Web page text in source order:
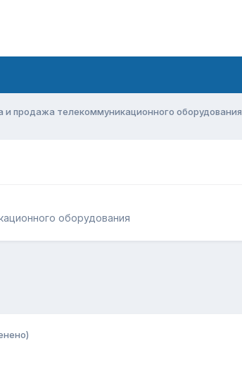
и продажа телекоммуникационного оборудования
оборудования